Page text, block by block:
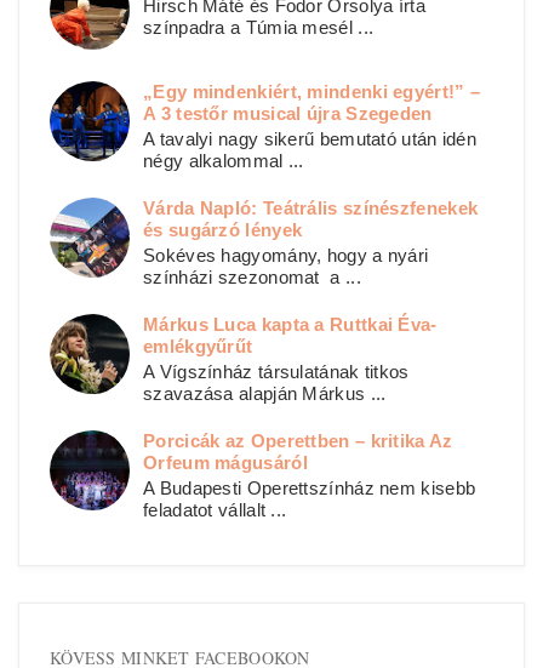
Hirsch Máté és Fodor Orsolya írta
színpadra a Túmia mesél ...
„Egy mindenkiért, mindenki egyért!” –
A 3 testőr musical újra Szegeden
A tavalyi nagy sikerű bemutató után idén
négy alkalommal ...
Várda Napló: Teátrális színészfenekek
és sugárzó lények
Sokéves hagyomány, hogy a nyári
színházi szezonomat a ...
Márkus Luca kapta a Ruttkai Éva-
emlékgyűrűt
A Vígszínház társulatának titkos
szavazása alapján Márkus ...
Porcicák az Operettben – kritika Az
Orfeum mágusáról
A Budapesti Operettszínház nem kisebb
feladatot vállalt ...
KÖVESS MINKET FACEBOOKON